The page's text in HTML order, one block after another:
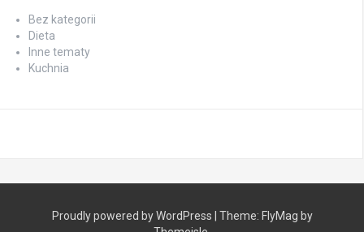
Bez kategorii
Dieta
Inne tematy
Kuchnia
Proudly powered by WordPress Theme: FlyMag by